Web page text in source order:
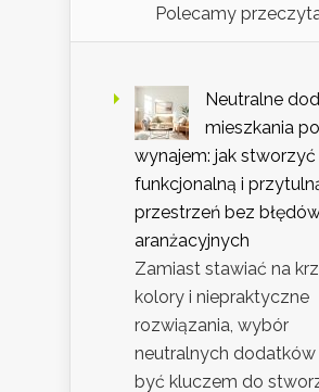
Polecamy
Neutralne
mieszkania
wynajem: jak stworzyć
funkcjonalną i
przestrzeń bez
aranżacyjnych
Zamiast stawiać na
kolory i niepraktyczne
rozwiązania, wybór
neutralnych
być kluczem do